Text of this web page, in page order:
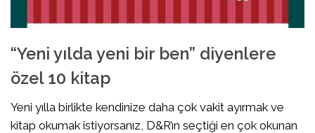
“Yeni yılda yeni bir ben” diyenlere
özel 10 kitap
Yeni yılla birlikte kendinize daha çok vakit ayırmak ve
kitap okumak istiyorsanız, D&R’ın seçtiği en çok okunan